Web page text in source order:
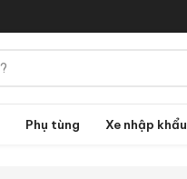
Phụ tùng Xe nhập khẩu